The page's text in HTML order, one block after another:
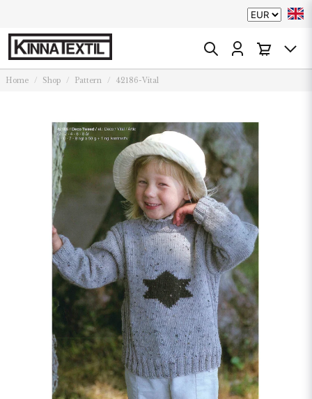
Home Shop Pattern 42186-Vital